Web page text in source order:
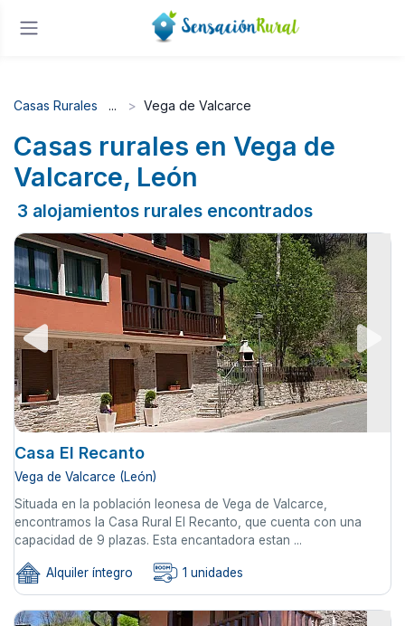
Casas Rurales Vega de Valcarce
Casas rurales en Vega de
Valcarce, León
3 alojamientos rurales encontrados
Casa El Recanto
Vega de Valcarce (León)
Situada en la población leonesa de Vega de Valcarce,
encontramos la Casa Rural El Recanto, que cuenta con una
capacidad de 9 plazas. Esta encantadora estan ...
Alquiler íntegro 1 unidades